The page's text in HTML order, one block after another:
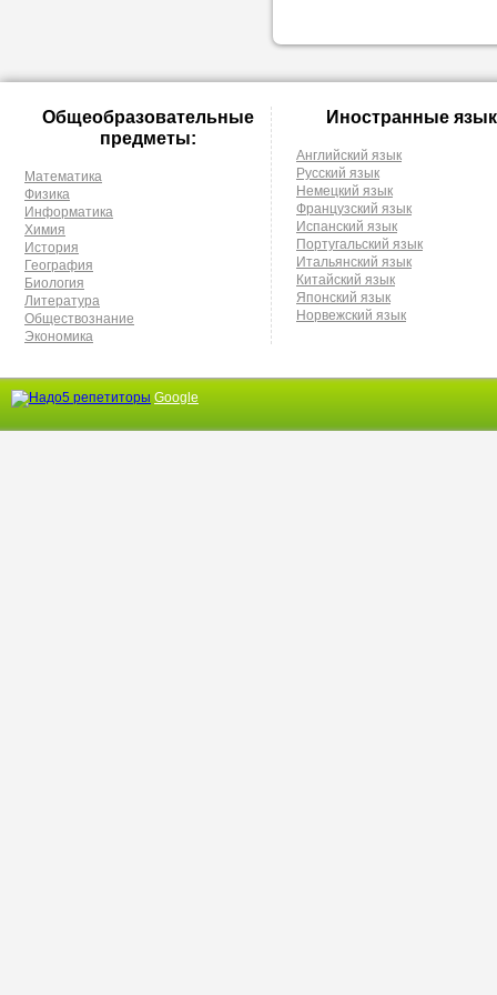
Больше не
голову, к
помощью -
Nado5.ru!
помогут
Общеобразовательные
предметы:
Математика
Физика
Информатика
Химия
История
География
Биология
Литература
Обществознание
Экономика
Иностранные
Английский язык
Русский язык
Немецкий язык
Французский язык
Испанский язык
Португальский язык
Итальянский язык
Китайский язык
Японский язык
Норвежский язык
Google